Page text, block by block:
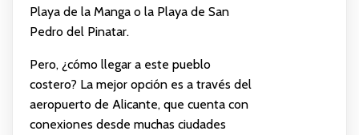
Playa de la Manga o la Playa de San
Pedro del Pinatar.
Pero, ¿cómo llegar a este pueblo
costero? La mejor opción es a través del
aeropuerto de Alicante, que cuenta con
conexiones desde muchas ciudades